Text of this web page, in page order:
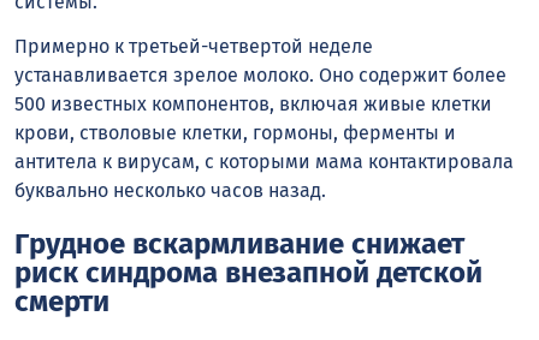
Примерно к третьей-четвертой неделе
устанавливается зрелое молоко. Оно содержит более
500 известных компонентов, включая живые клетки
крови, стволовые клетки, гормоны, ферменты и
антитела к вирусам, с которыми мама контактировала
буквально несколько часов назад.
Грудное вскармливание снижает
риск синдрома внезапной детской
смерти